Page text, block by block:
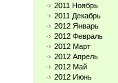
2011 Ноябрь
2011 Декабрь
2012 Январь
2012 Февраль
2012 Март
2012 Апрель
2012 Май
2012 Июнь